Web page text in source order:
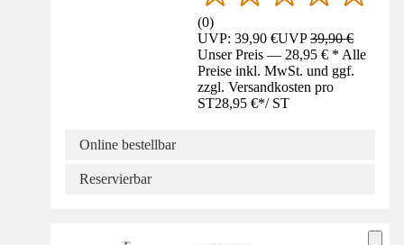
(0)
UVP: 39,90 €UVP39,90 €
Unser Preis — 28,95 € * Alle
Preise inkl. MwSt. und ggf.
zzgl. Versandkosten pro
ST28,95 €*/ ST
Online bestellbar
Reservierbar